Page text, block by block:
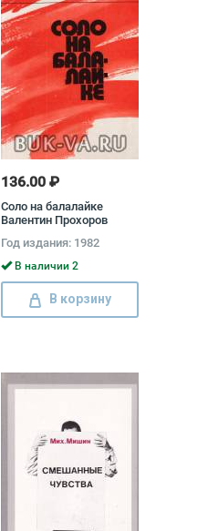
136.00 ₽
Соло на балалайке
Валентин Прохоров
Год издания: 1982
В наличии 2
В корзину